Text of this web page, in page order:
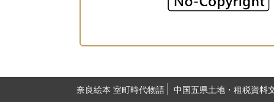
奈良絵本 室町時代物語
中国五県土地・租税資料